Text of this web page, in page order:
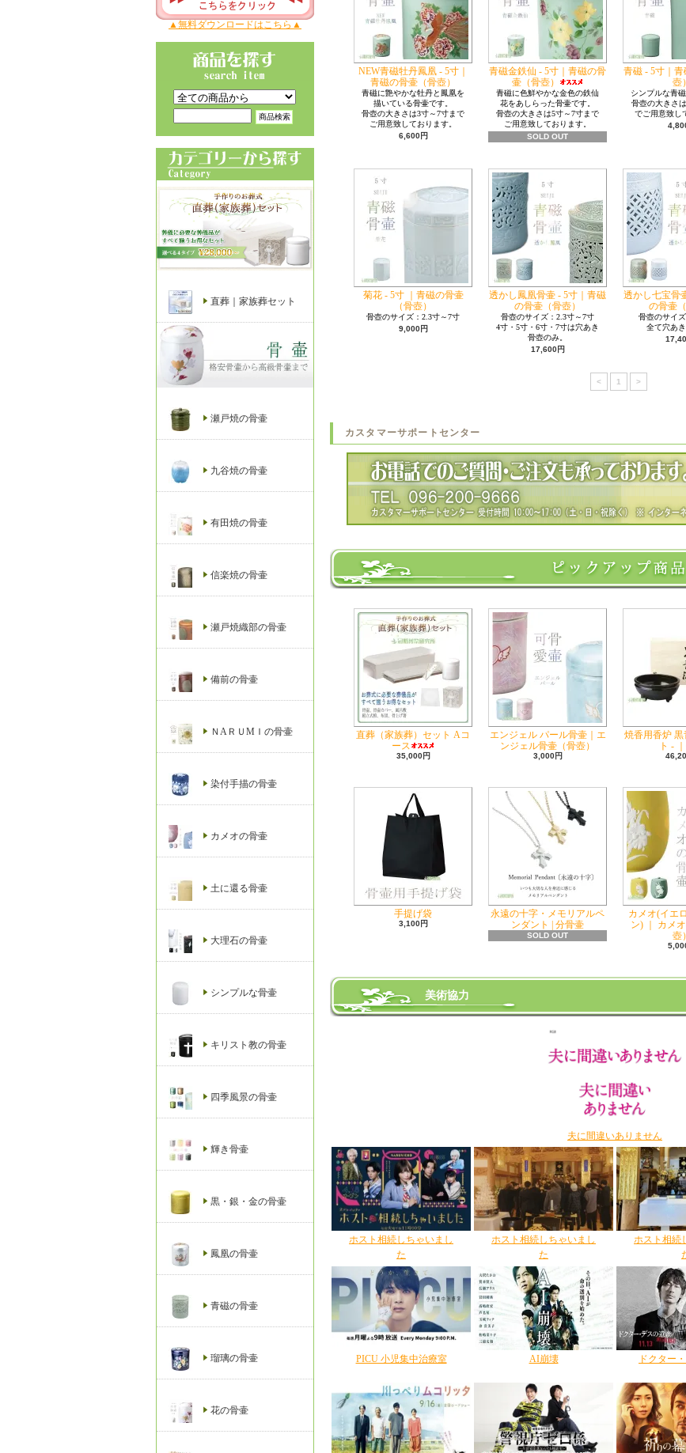
▲無料ダウンロードはこちら▲
直葬｜家族葬セット
瀬戸焼の骨壷
九谷焼の骨壷
有田焼の骨壷
信楽焼の骨壷
瀬戸焼織部の骨壷
備前の骨壷
ＮAＲＵМＩの骨壷
染付手描の骨壷
カメオの骨壷
土に還る骨壷
大理石の骨壷
シンプルな骨壷
キリスト教の骨壷
四季風景の骨壷
輝き骨壷
黒・銀・金の骨壷
鳳凰の骨壷
青磁の骨壷
瑠璃の骨壷
花の骨壷
NEW青磁牡丹鳳凰 - 5寸｜
青磁の骨壷（骨壺）
青磁に艶やかな牡丹と鳳凰を
描いている骨壷です。
骨壺の大きさは3寸～7寸まで
ご用意致しております。
6,600円
青磁金鉄仙 - 5寸｜青磁の骨
壷（骨壺）
青磁に色鮮やかな金色の鉄仙
花をあしらった骨壷です。
骨壺の大きさは5寸～7寸まで
ご用意致しております。
SOLD OUT
青磁 - 5寸｜
壺）
シンプルな青
骨壺の大きさ
でご用意致し
菊花 - 5寸 ｜青磁の骨壷
（骨壺）
骨壺のサイズ：2.3寸～7寸
9,000円
透かし鳳凰骨壷 - 5寸｜青磁
の骨壷（骨壺）
骨壺のサイズ：2.3寸～7寸
4寸・5寸・6寸・7寸は穴あき
骨壺のみ。
17,600円
透かし七宝骨
の骨壷（
骨壺のサイ
全て穴あ
< 1 >
カスタマーサポートセンター
直葬（家族葬）セット Aコ
ース
35,000円
エンジェル パール骨壷｜エ
ンジェル骨壷（骨壺）
3,000円
焼香用香炉 黒
ト -
手提げ袋
3,100円
永遠の十字・メモリアルペ
ンダント | 分骨壷
SOLD OUT
カメオ(イエ
ン) ｜ カメ
壺）
美術協力
夫に間違いありません
ホスト相続しちゃいまし
た
ホスト相続しちゃいまし
た
ホスト相続
PICU 小児集中治療室 AI崩壊 ドクター